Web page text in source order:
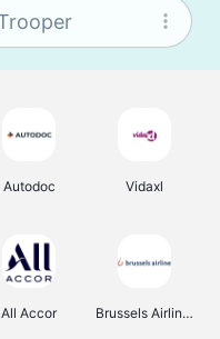
Autodoc Vidaxl
All Accor Brussels Airlines